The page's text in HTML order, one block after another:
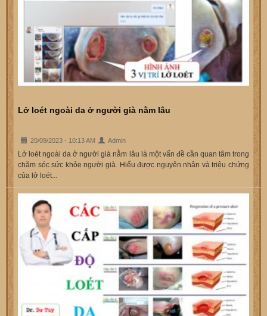
Lở loét ngoài da ở người già nằm lâu
20/09/2023 - 10:13 AM Admin
Lở loét ngoài da ở người già nằm lâu là một vấn đề cần quan tâm trong
chăm sóc sức khỏe người già. Hiểu được nguyên nhân và triệu chứng
của lở loét...